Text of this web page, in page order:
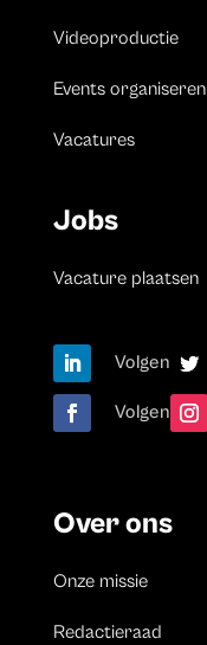
Videoproductie
Events organiseren
Vacatures
Jobs
Vacature plaatsen
Volgen
Volgen
Over ons
Onze missie
Redactieraad